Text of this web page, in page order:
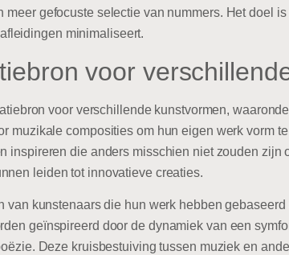
gefocuste selectie van nummers. Het doel
minimaliseert.
voor
voor verschillende kunstvormen,
muzikale composities om hun eigen werk vorm
inspireren die anders misschien niet zouden zijn
leiden tot innovatieve creaties.
van kunstenaars die hun werk hebben
geïnspireerd door de dynamiek van een
Deze kruisbestuiving tussen muziek en